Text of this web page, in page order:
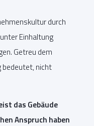
durch
Einhaltung
Getreu dem
bedeutet, nicht
das Gebäude
Anspruch haben